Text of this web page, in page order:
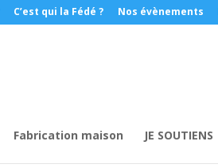
C’est qui la Fédé ? Nos évènements
Fabrication maison JE SOUTIENS